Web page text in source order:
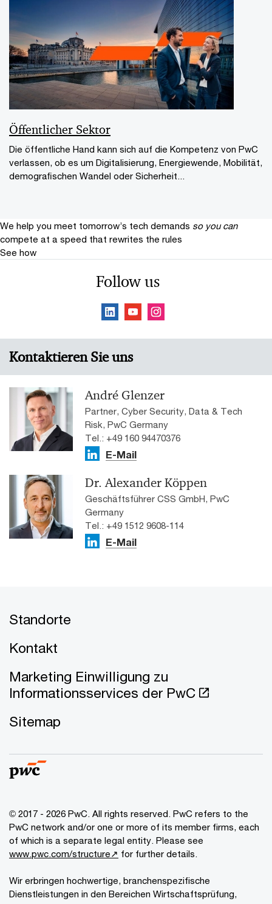
Öffentlicher Sektor
Die öffentliche Hand kann sich auf die Kompetenz von PwC
verlassen, ob es um Digitalisierung, Energiewende, Mobilität,
demograﬁschen Wandel oder Sicherheit...
We help you meet tomorrow’s tech demands so you can
compete at a speed that rewrites the rules
See how
Follow us
Kontaktieren Sie uns
André Glenzer
Partner, Cyber Security, Data & Tech
Risk, PwC Germany
Tel.: +49 160 94470376
E-Mail
Dr. Alexander Köppen
Geschäftsführer CSS GmbH, PwC
Germany
Tel.: +49 1512 9608-114
E-Mail
Standorte
Kontakt
Marketing Einwilligung zu
Informationsservices der PwC
Sitemap
© 2017 - 2026 PwC. All rights reserved. PwC refers to the
PwC network and/or one or more of its member firms, each
of which is a separate legal entity. Please see
www.pwc.com/structure↗ for further details.
Wir erbringen hochwertige, branchenspezifische
Dienstleistungen in den Bereichen Wirtschaftsprüfung,